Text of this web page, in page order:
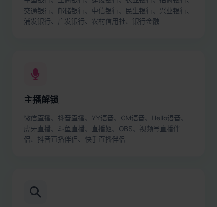
交通银行、邮储银行、中信银行、民生银行、兴业银行、
浦发银行、广发银行、农村信用社、银行金融
主播解锁
微信直播、抖音直播、YY语音、CM语音、Hello语音、
虎牙直播、斗鱼直播、直播姬、OBS、视频号直播伴
侣、抖音直播伴侣、快手直播伴侣